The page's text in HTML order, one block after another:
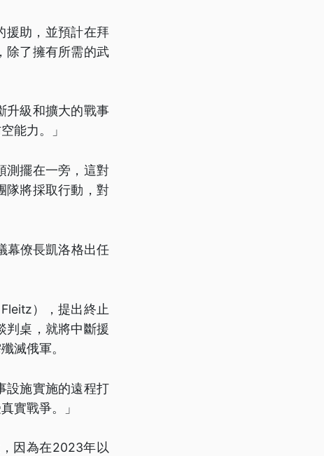
援助，並預計在拜
除了擁有所需的武
升級和擴大的戰事
能力。」
測擺在一旁，這對
隊將採取行動，對
幕僚長凱洛格出任
），提出終止
判桌，就將中斷援
滅俄軍。
設施實施的遠程打
實戰爭。」
因為在2023年以